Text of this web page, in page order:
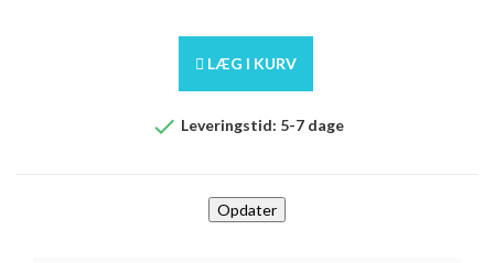
LÆG I KURV
 Leveringstid: 5-7 dage